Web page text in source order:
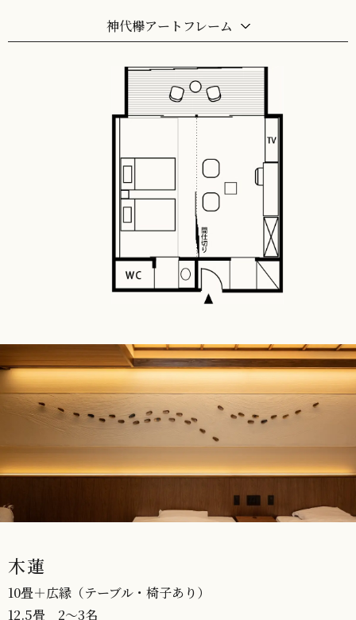
神代欅アートフレーム
木蓮
10畳＋広縁（テーブル・椅子あり）
12.5畳 2～3名